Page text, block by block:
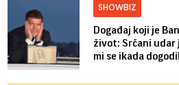
SHOWBIZ
Događaj koji je
život: Srčani udar
mi se ikada